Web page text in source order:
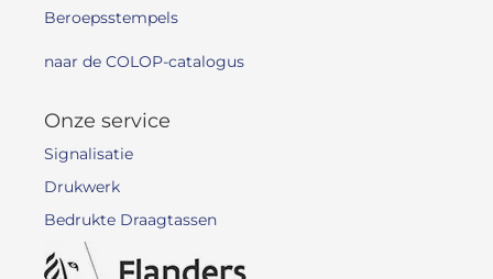
Beroepsstempels
naar de COLOP-catalogus
Onze service
Signalisatie
Drukwerk
Bedrukte Draagtassen